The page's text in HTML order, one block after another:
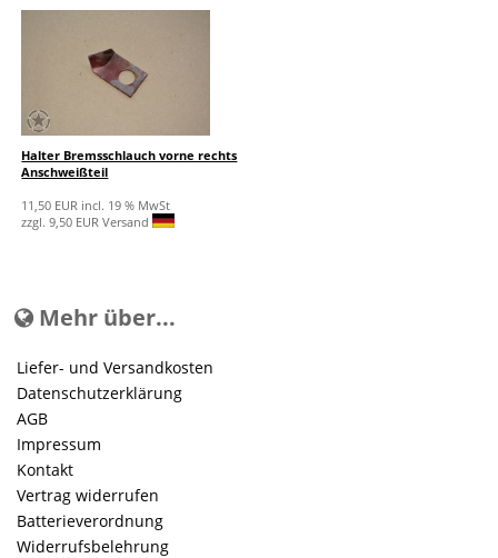
Halter Bremsschlauch vorne rechts
Anschweißteil
11,50 EUR incl. 19 % MwSt
zzgl. 9,50 EUR Versand
Mehr über...
Liefer- und Versandkosten
Datenschutzerklärung
AGB
Impressum
Kontakt
Vertrag widerrufen
Batterieverordnung
Widerrufsbelehrung